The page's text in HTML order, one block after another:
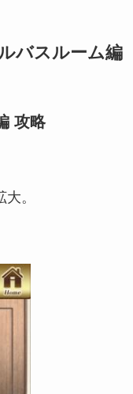
バスルーム編
攻略
。